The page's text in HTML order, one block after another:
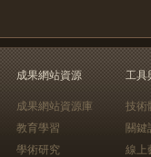
成果網站資源
成果網站資源庫
教育學習
學術研究
工具
技術
關鍵
線上